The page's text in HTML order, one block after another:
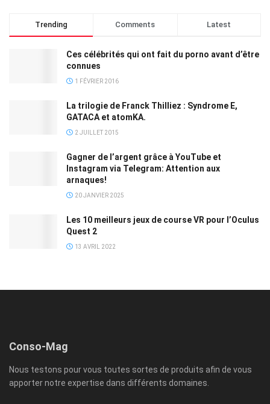
Trending Comments Latest
Ces célébrités qui ont fait du porno avant d’être
connues
1 FÉVRIER 2016
La trilogie de Franck Thilliez : Syndrome E,
GATACA et atomKA.
2 JUILLET 2015
Gagner de l’argent grâce à YouTube et
Instagram via Telegram: Attention aux
arnaques!
20 JANVIER 2025
Les 10 meilleurs jeux de course VR pour l’Oculus
Quest 2
13 AVRIL 2022
Conso-Mag
Nous testons pour vous toutes sortes de produits afin de vous
apporter notre expertise dans différents domaines.